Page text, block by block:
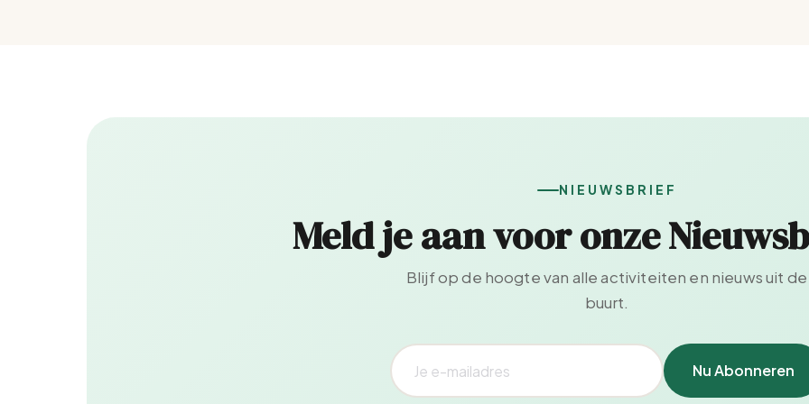
NIEUWSBRIEF
Meld je aan voor onze
Blijf op de hoogte van alle activiteiten en nieuws uit de
buurt.
Nu Abonneren